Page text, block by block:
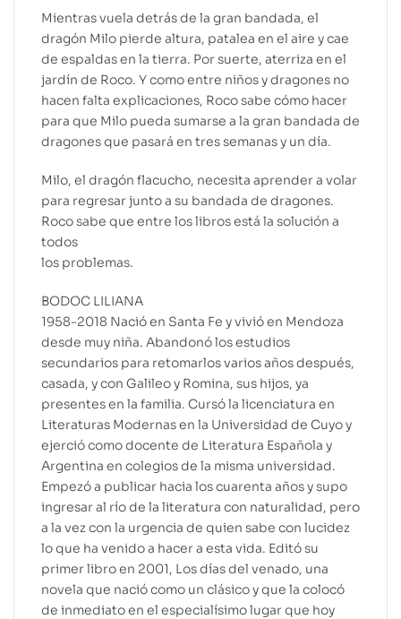
Mientras vuela detrás de la gran bandada, el
dragón Milo pierde altura, patalea en el aire y cae
de espaldas en la tierra. Por suerte, aterriza en el
jardín de Roco. Y como entre niños y dragones no
hacen falta explicaciones, Roco sabe cómo hacer
para que Milo pueda sumarse a la gran bandada de
dragones que pasará en tres semanas y un día.
Milo, el dragón flacucho, necesita aprender a volar
para regresar junto a su bandada de dragones.
Roco sabe que entre los libros está la solución a
todos
los problemas.
BODOC LILIANA
1958-2018 Nació en Santa Fe y vivió en Mendoza
desde muy niña. Abandonó los estudios
secundarios para retomarlos varios años después,
casada, y con Galileo y Romina, sus hijos, ya
presentes en la familia. Cursó la licenciatura en
Literaturas Modernas en la Universidad de Cuyo y
ejerció como docente de Literatura Española y
Argentina en colegios de la misma universidad.
Empezó a publicar hacia los cuarenta años y supo
ingresar al río de la literatura con naturalidad, pero
a la vez con la urgencia de quien sabe con lucidez
lo que ha venido a hacer a esta vida. Editó su
primer libro en 2001, Los días del venado, una
novela que nació como un clásico y que la colocó
de inmediato en el especialísimo lugar que hoy